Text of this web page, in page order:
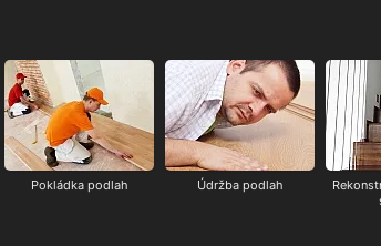
Pokládka podlah Údržba podlah